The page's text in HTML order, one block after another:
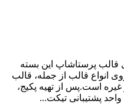
پرستاشاپ این بسته
انواع قالب از جمله، قالب
است.پس از تهیه پکیج،
پشتیبانی تیکت...